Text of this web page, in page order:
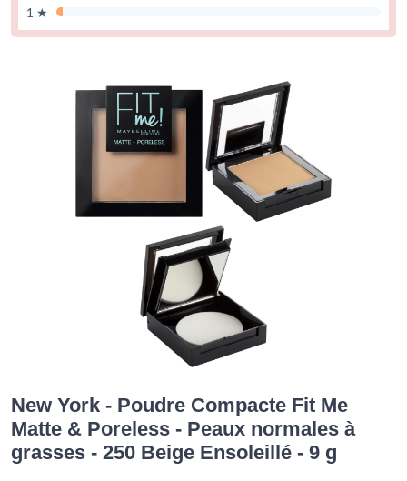
1 ★
New York - Poudre Compacte Fit Me
Matte & Poreless - Peaux normales à
grasses - 250 Beige Ensoleillé - 9 g